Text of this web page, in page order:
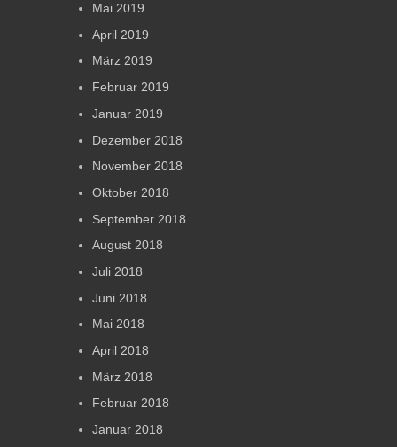
Mai 2019
April 2019
März 2019
Februar 2019
Januar 2019
Dezember 2018
November 2018
Oktober 2018
September 2018
August 2018
Juli 2018
Juni 2018
Mai 2018
April 2018
März 2018
Februar 2018
Januar 2018